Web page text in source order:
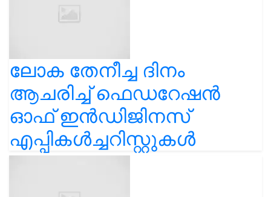
ലോക തേനീച്ച ദിനം
ആചരിച്ച് ഫെഡറേഷൻ
ഓഫ് ഇൻഡിജിനസ്
എപ്പികൾച്ചറിസ്റ്റുകൾ